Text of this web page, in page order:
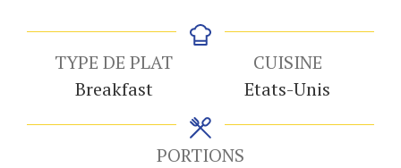
TYPE DE PLAT
Breakfast
CUISINE
Etats-Unis
PORTIONS